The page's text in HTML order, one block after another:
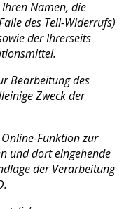
Namen, die
des Teil-Widerrufs)
der Ihrerseits
Bearbeitung des
Zweck der
Funktion zur
und dort eingehende
der Verarbeitung